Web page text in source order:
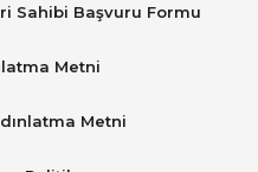
Sahibi Başvuru Formu
Metni
Metni